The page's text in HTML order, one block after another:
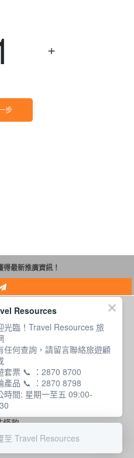
+
步
最新推廣資訊！
Ltd.
付款需知 常見問題
服務
同業專頁
條款
網站使用細則
Resources
光臨！Travel Resources 旅
任何查詢，請留言聯絡旅遊顧
套票 📞 ：2870 8700
產品 📞 ：2870 8798
時間: 星期一至五 09:00-
至 Travel Resources